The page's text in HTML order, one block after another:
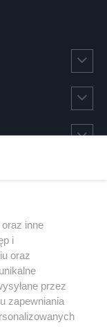
inne
i
oraz
przez
zapewniania